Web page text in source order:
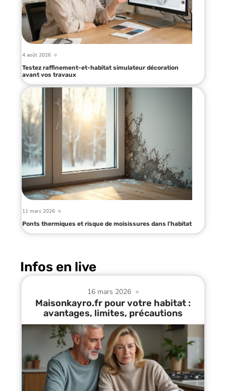
4 août 2026
Testez raffinement-et-habitat simulateur décoration
avant vos travaux
11 mars 2026
Ponts thermiques et risque de moisissures dans l’habitat
Infos en live
16 mars 2026
Maisonkayro.fr pour votre habitat :
avantages, limites, précautions